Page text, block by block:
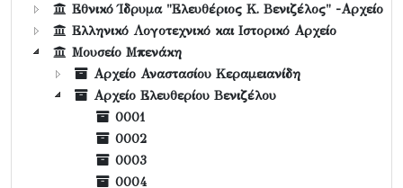
Εθνικό Ίδρυμα "Ελευθέριος Κ. Βενιζέλος" -Αρχείο
Ελληνικό Λογοτεχνικό και Ιστορικό Αρχείο
Μουσείο Μπενάκη
Αρχείο Αναστασίου Κεραμειανίδη
Αρχείο Ελευθερίου Βενιζέλου
0001
0002
0003
0004